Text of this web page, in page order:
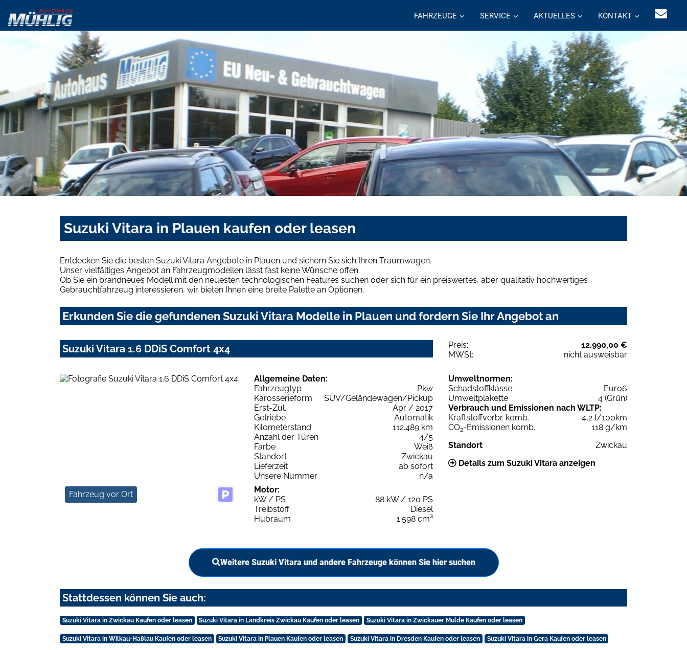
FAHRZEUGE SERVICE AKTUELLES KONTAKT
Suzuki Vitara in Plauen kaufen oder leasen
Entdecken Sie die besten Suzuki Vitara Angebote in Plauen und sichern Sie sich Ihren Traumwagen.
Unser vielfältiges Angebot an Fahrzeugmodellen lässt fast keine Wünsche offen.
Ob Sie ein brandneues Modell mit den neuesten technologischen Features suchen oder sich für ein preiswertes, aber qualitativ hochwertiges
Gebrauchtfahrzeug interessieren, wir bieten Ihnen eine breite Palette an Optionen.
Erkunden Sie die gefundenen Suzuki Vitara Modelle in Plauen und fordern Sie Ihr Angebot an
Suzuki Vitara 1.6 DDiS Comfort 4x4 Preis:
12.990,00 €
MWSt:
nicht ausweisbar
Fahrzeug vor Ort
Allgemeine Daten:
Fahrzeugtyp
Pkw
Karosserieform
SUV/Geländewagen/Pickup
Erst-Zul.
Apr / 2017
Getriebe
Automatik
Kilometerstand
112.489 km
Anzahl der Türen
4/5
Farbe
Weiß
Standort
Zwickau
Lieferzeit
ab sofort
Unsere Nummer
n/a
Motor:
kW / PS
88 kW / 120 PS
Treibstoff
Diesel
Hubraum
1.598 cm³
Umweltnormen:
Schadstoffklasse
Euro6
Umweltplakette
4 (Grün)
Verbrauch und Emissionen nach WLTP:
Kraftstoffverbr. komb.
4,2 l/100km
CO2-Emissionen komb.
118 g/km
Standort
Zwickau
Details zum Suzuki Vitara anzeigen
Weitere Suzuki Vitara und andere Fahrzeuge können Sie hier suchen
Stattdessen können Sie auch:
Suzuki Vitara in Zwickau Kaufen oder leasen Suzuki Vitara in Landkreis Zwickau Kaufen oder leasen Suzuki Vitara in Zwickauer Mulde Kaufen oder leasen
Suzuki Vitara in Wilkau-Haßlau Kaufen oder leasen Suzuki Vitara in Plauen Kaufen oder leasen Suzuki Vitara in Dresden Kaufen oder leasen Suzuki Vitara in Gera Kaufen oder leasen